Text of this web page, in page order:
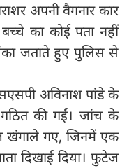
अपनी वैगनार कार
का कोई पता नहीं
जताते हुए पुलिस से
अविनाश पांडे के
गठित की गईं। जांच के
खंगाले गए, जिनमें एक
दिखाई दिया। फुटेज